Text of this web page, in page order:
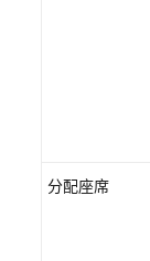
呼
分配座席